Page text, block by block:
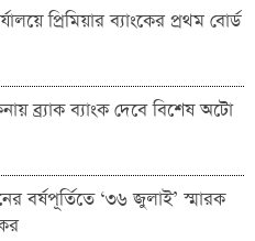
প্রিমিয়ার ব্যাংকের প্রথম বোর্ড
ব্র্যাক ব্যাংক দেবে বিশেষ অটো
বর্ষপূর্তিতে ‘৩৬ জুলাই’ স্মারক